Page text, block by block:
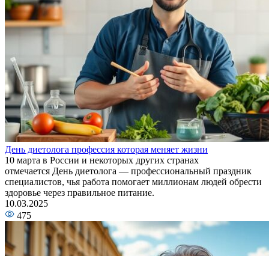
День диетолога профессия которая меняет жизни
10 марта в России и некоторых других странах
отмечается День диетолога — профессиональный праздник
специалистов, чья работа помогает миллионам людей обрести
здоровье через правильное питание.
10.03.2025
475